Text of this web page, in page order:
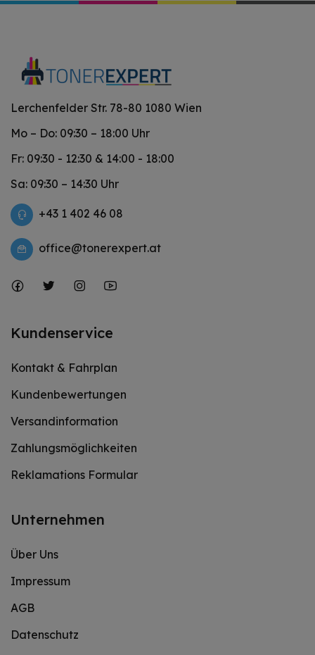
Lerchenfelder Str. 78-80 1080 Wien
Mo – Do: 09:30 – 18:00 Uhr
Fr: 09:30 - 12:30 & 14:00 - 18:00
Sa: 09:30 – 14:30 Uhr
+43 1 402 46 08
office@tonerexpert.at
Kundenservice
Kontakt & Fahrplan
Kundenbewertungen
Versandinformation
Zahlungsmöglichkeiten
Reklamations Formular
Unternehmen
Über Uns
Impressum
AGB
Datenschutz